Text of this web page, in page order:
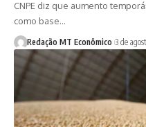
CNPE diz que aumento
como base…
Redação MT Econômico 3 de